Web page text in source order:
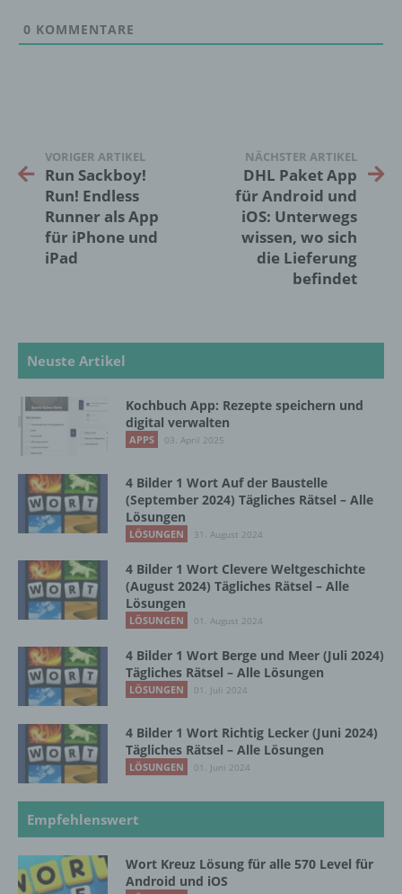
0 KOMMENTARE
VORIGER ARTIKEL
Run Sackboy!
Run! Endless
Runner als App
für iPhone und
iPad
NÄCHSTER ARTIKEL
DHL Paket App
für Android und
iOS: Unterwegs
wissen, wo sich
die Lieferung
befindet
Neuste Artikel
Kochbuch App: Rezepte speichern und
digital verwalten
APPS 03. April 2025
4 Bilder 1 Wort Auf der Baustelle
(September 2024) Tägliches Rätsel – Alle
Lösungen
LÖSUNGEN 31. August 2024
4 Bilder 1 Wort Clevere Weltgeschichte
(August 2024) Tägliches Rätsel – Alle
Lösungen
LÖSUNGEN 01. August 2024
4 Bilder 1 Wort Berge und Meer (Juli 2024)
Tägliches Rätsel – Alle Lösungen
LÖSUNGEN 01. Juli 2024
4 Bilder 1 Wort Richtig Lecker (Juni 2024)
Tägliches Rätsel – Alle Lösungen
LÖSUNGEN 01. Juni 2024
Empfehlenswert
Wort Kreuz Lösung für alle 570 Level für
Android und iOS
juristische Person, Behörde, Einrichtung
oder andere Stelle, die allein oder
gemeinsam mit anderen über die Zwecke
und Mittel der Verarbeitung von
personenbezogenen Daten entscheidet.
Sind die Zwecke und Mittel dieser
Verarbeitung durch das Unionsrecht oder
das Recht der Mitgliedstaaten vorgegeben,
Mitgliedstaaten vorgesehen werden.
h) Auftragsverarbeiter
juristische Person, Behörde, Einrichtung
oder andere Stelle, die personenbezogene
Daten im Auftrag des Verantwortlichen
verarbeitet.
i) Empfänger
Empfänger ist eine natürliche oder juristische
Person, Behörde, Einrichtung oder andere
Stelle, der personenbezogene Daten
offengelegt werden, unabhängig davon, ob
nicht. Behörden, die im Rahmen eines
bestimmten Untersuchungsauftrags nach
dem Unionsrecht oder dem Recht der
jedoch nicht als Empfänger.
j) Dritter